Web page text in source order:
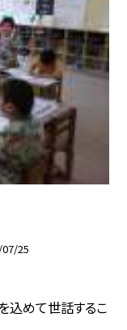
25
込めて世話するこ